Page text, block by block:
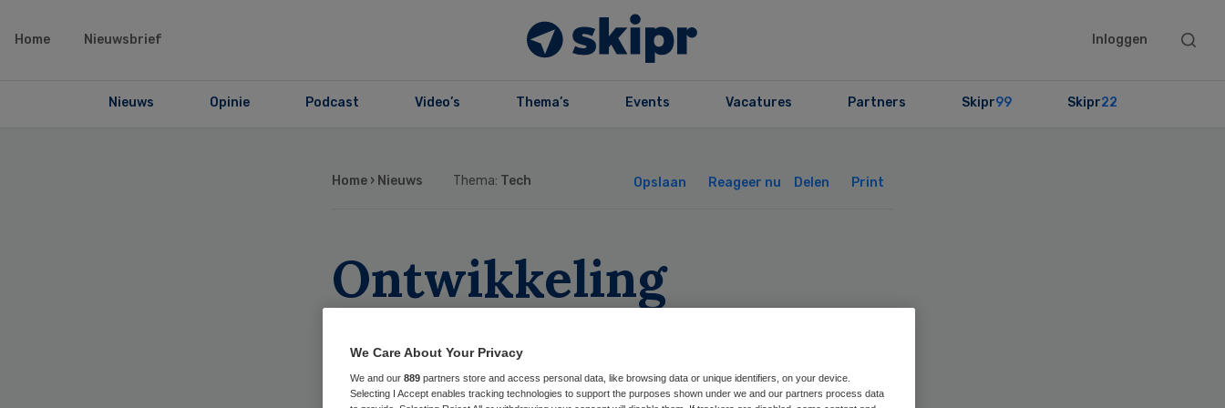
Home Nieuwsbrief Inloggen
Search
Nieuws Opinie Podcast Video’s Thema’s Events Vacatures Partners Skipr99 Skipr22
Home › Nieuws Thema: Tech Opslaan Reageer nu Delen Print
Ontwikkeling
datagedreven zorg
scoort ruime
We Care About Your Privacy
We and our 889 partners store and access personal data, like browsing data or unique identifiers, on your device.
Selecting I Accept enables tracking technologies to support the purposes shown under we and our partners process data